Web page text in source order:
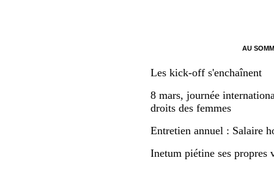
AU
Les kick-off s'enchaînent
8 mars, journée
droits des femmes
Entretien annuel : Salaire
Inetum piétine ses propres